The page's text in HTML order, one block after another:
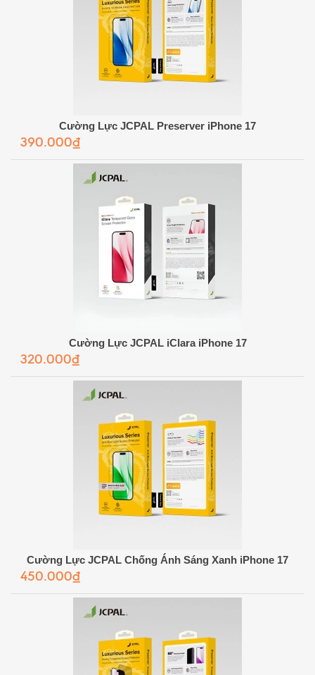
Cường Lực JCPAL Preserver iPhone 17
390.000₫
Cường Lực JCPAL iClara iPhone 17
320.000₫
Cường Lực JCPAL Chống Ánh Sáng Xanh iPhone 17
450.000₫